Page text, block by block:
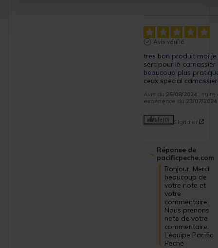
Avis vérifié
tres bon produit moi je
sert pour le carnassier
beaucoup plus
ceux special carnassier
Avis du 25/08/2024
,
expérience du 23/07/2024
Utile(0) Signaler
Réponse de
pacificpeche.com
Bonjour, Merci
beaucoup de
votre note et
votre
commentaire.
Nous prenons
note de votre
commentaire.
L’équipe Pacific
Peche